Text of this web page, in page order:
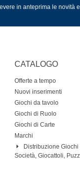
in anteprima le novità
CATALOGO
Offerte a tempo
Nuovi inserimenti
Giochi da tavolo
Giochi di Ruolo
Giochi di Carte
Marchi
Distribuzione Giochi
Società, Giocattoli,